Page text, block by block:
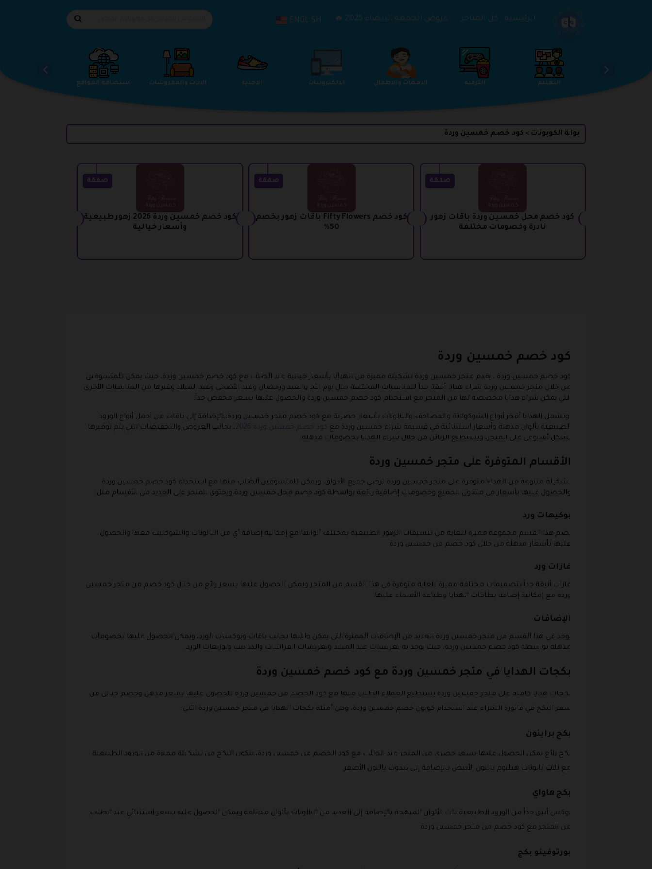
الرئيسية كل المتاجر عروض الجمعة البيضاء 2025 🔥 ENGLISH
استضافة المواقع الاثاث والمفروشات الاحذية الالكترونيات الامهات والاطفال الترفيه التعليم الجمال والعناية الخدمات
بوابة الكوبونات > كود خصم خمسين وردة
صفقة
كود خصم محل خمسين وردة باقات زهور
نادرة وخصومات مختلفة
صفقة
كود خصم Fifty Flowers باقات زهور بخصم
50%
صفقة
كود خصم خمسين وردة 2026 زهور طبيعية
وأسعار خيالية
كود خصم خمسين وردة
كود خصم خمسين وردة ، يقدم متجر خمسين وردة تشكيلة مميزة من الهدايا بأسعار خيالية عند الطلب مع كود خصم خمسين وردة، حيث يمكن للمتسوقين
من خلال متجر خمسين وردة شراء هدايا أنيقة جداً للمناسبات المختلفة مثل يوم الأم والعيد ورمضان وعيد الأضحى وعيد الميلاد وغيرها من المناسبات الأخرى
التي يمكن شراء هدايا مخصصة لها من المتجر مع استخدام كود خصم خمسين وردة والحصول عليها بسعر مخفض جداً.
وتشمل الهدايا أفخر أنواع الشوكولاتة والمصاحف والبالونات بأسعار حصرية مع كود خصم متجر خمسين وردة،بالإضافة إلى باقات من أجمل أنواع الورود
الطبيعية بألوان مذهلة وأسعار استثنائية في قسيمة شراء خمسين وردة مع كود خصم خمسين وردة 2026
، بجانب العروض والتخفيضات التي يتم توفيرها
بشكل أسبوعي على المتجر، ويستطيع الزبائن من خلال شراء الهدايا بخصومات مذهلة.
الأقسام المتوفرة على متجر خمسين وردة
تشكيلة متنوعة من الهدايا متوفرة على متجر خمسين وردة ترضي جميع الأذواق، ويمكن للمتسوقين الطلب منها مع استخدام كود خصم خمسين وردة
والحصول عليها بأسعار في متناول الجميع وخصومات إضافية رائعة بواسطة كود خصم محل خمسين وردة،ويحتوي المتجر على العديد من الأقسام مثل:
بوكيهات ورد
يضم هذا القسم مجموعة مميزة للغاية من تنسيقات الزهور الطبيعية بمختلف ألوانها مع إمكانية إضافة أي من البالونات والشوكليت معها والحصول
عليها بأسعار مذهلة من خلال كود خصم من خمسين وردة.
فازات ورد
فازات أنيقة جداً بتصميمات مختلفة مميزة للغاية متوفرة في هذا القسم من المتجر ويمكن الحصول عليها بسعر رائع من خلال كود خصم من متجر خمسين
وردة مع إمكانية إضافة بطاقات الهدايا وطباعة الأسماء عليها.
الإضافات
يوجد في هذا القسم من متجر خمسين وردة العديد من الإضافات المميزة التي يمكن طلبها بجانب باقات وبوكسات الورد، ويمكن الحصول عليها بخصومات
مذهلة بواسطة كود خصم خمسين وردة، حيث يوجد به تغريسات عيد الميلاد وتغريسات الفراشات والدباديب وتوزيعات الورد.
بكجات الهدايا في متجر خمسين وردة مع كود خصم خمسين وردة
بكجات هدايا كاملة على متجر خمسين وردة يستطيع العملاء الطلب منها مع كود الخصم من خمسين وردة للحصول عليها بسعر مذهل وخصم خيالي من
سعر البكج في فاتورة الشراء عند استخدام كوبون خصم خمسين وردة، ومن أمثلة بكجات الهدايا في متجر خمسين وردة الآتي:
بكج برايتون
بكج رائع يمكن الحصول عليها بسعر حصري من المتجر عند الطلب مع كود الخصم من خمسين وردة، يتكون البكج من تشكيلة مميزة من الورود الطبيعية
مع ثلاث بالونات هيليوم باللون الأبيض بالإضافة إلى دبدوب باللون الأصفر.
بكج هاواي
بوكس أنيق جداً من الورود الطبيعية ذات الألوان المبهجة بالإضافة إلى العديد من البالونات بألوان مختلفة ويمكن الحصول عليه بسعر استثنائي عند الطلب
من المتجر مع كود خصم من متجر خمسين وردة.
بورتوفينو بكج